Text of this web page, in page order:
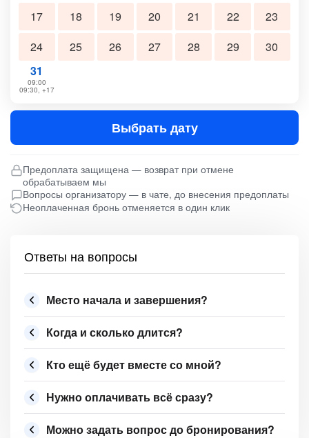
17 18 19 20 21 22
23
24
25 26 27 28 29
30
31
09:00
09:30, +17
Выбрать дату
Предоплата защищена — возврат при отмене
обрабатываем мы
Вопросы организатору — в чате, до внесения предоплаты
Неоплаченная бронь отменяется в один клик
Ответы на вопросы
Место начала и завершения?
Когда и сколько длится?
Кто ещё будет вместе со мной?
Нужно оплачивать всё сразу?
Можно задать вопрос до бронирования?